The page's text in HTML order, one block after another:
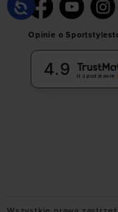
Opinie o
4.9 Na podstawie